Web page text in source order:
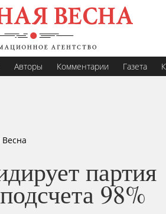
Авторы Комментарии Газета
партия
98%